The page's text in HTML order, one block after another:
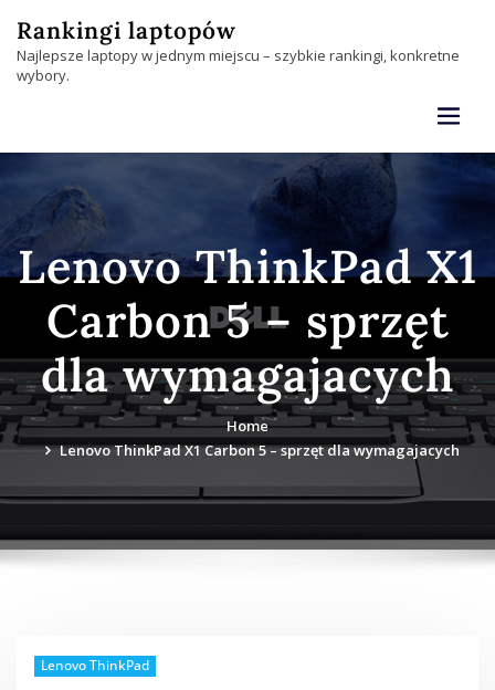
content
Rankingi laptopów
Najlepsze laptopy w jednym miejscu – szybkie rankingi, konkretne
wybory.
Lenovo ThinkPad X1
Carbon 5 – sprzęt
dla wymagajacych
Home
Lenovo ThinkPad X1 Carbon 5 – sprzęt dla wymagajacych
Lenovo ThinkPad